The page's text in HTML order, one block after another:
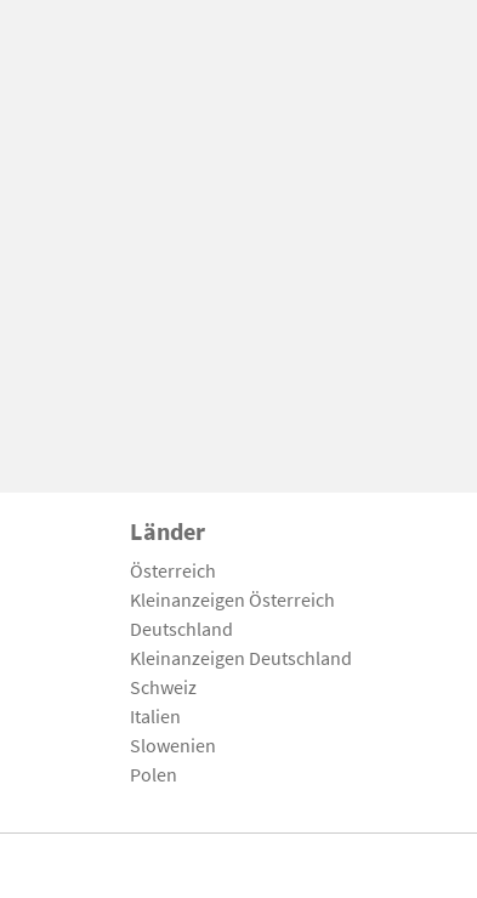
Länder
Österreich
Kleinanzeigen Österreich
Deutschland
Kleinanzeigen Deutschland
Schweiz
Italien
Slowenien
Polen